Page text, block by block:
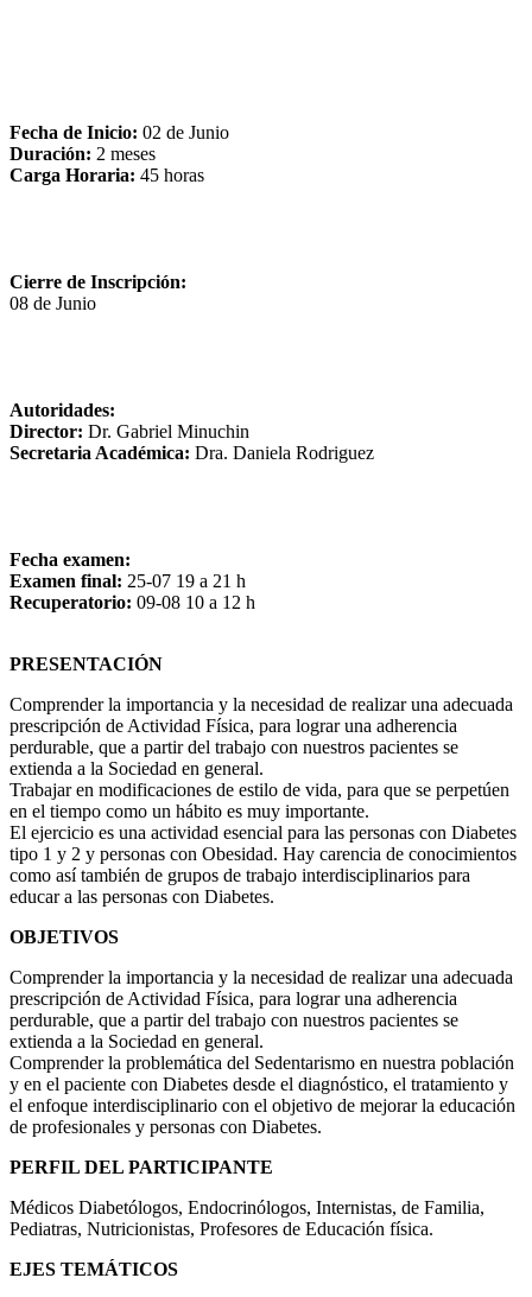
Fecha de Inicio: 02 de Junio
Duración: 2 meses
Carga Horaria: 45 horas
Cierre de Inscripción:
08 de Junio
Autoridades:
Director: Dr. Gabriel Minuchin
Secretaria Académica: Dra. Daniela Rodriguez
Fecha examen:
Examen final: 25-07 19 a 21 h
Recuperatorio: 09-08 10 a 12 h
PRESENTACIÓN
Comprender la importancia y la necesidad de realizar una adecuada
prescripción de Actividad Física, para lograr una adherencia
perdurable, que a partir del trabajo con nuestros pacientes se
extienda a la Sociedad en general.
Trabajar en modificaciones de estilo de vida, para que se perpetúen
en el tiempo como un hábito es muy importante.
El ejercicio es una actividad esencial para las personas con Diabetes
tipo 1 y 2 y personas con Obesidad. Hay carencia de conocimientos
como así también de grupos de trabajo interdisciplinarios para
educar a las personas con Diabetes.
OBJETIVOS
Comprender la importancia y la necesidad de realizar una adecuada
prescripción de Actividad Física, para lograr una adherencia
perdurable, que a partir del trabajo con nuestros pacientes se
extienda a la Sociedad en general.
Comprender la problemática del Sedentarismo en nuestra población
y en el paciente con Diabetes desde el diagnóstico, el tratamiento y
el enfoque interdisciplinario con el objetivo de mejorar la educación
de profesionales y personas con Diabetes.
PERFIL DEL PARTICIPANTE
Médicos Diabetólogos, Endocrinólogos, Internistas, de Familia,
Pediatras, Nutricionistas, Profesores de Educación física.
EJES TEMÁTICOS